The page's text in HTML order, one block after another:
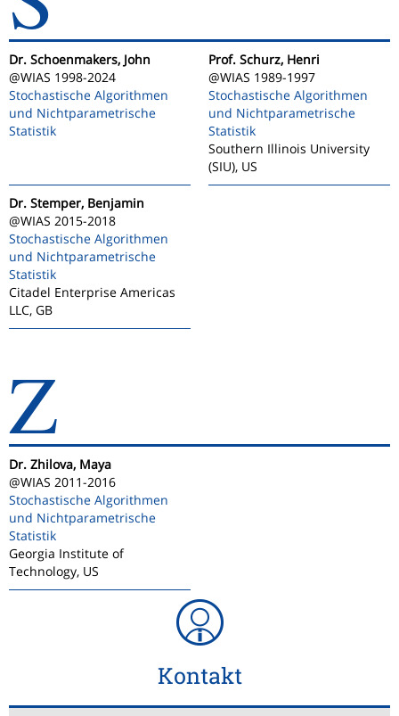
Dr. Schoenmakers, John
@WIAS 1998-2024
Stochastische Algorithmen
und Nichtparametrische
Statistik
Prof. Schurz, Henri
@WIAS 1989-1997
Stochastische Algorithmen
und Nichtparametrische
Statistik
Southern Illinois University
(SIU), US
Dr. Stemper, Benjamin
@WIAS 2015-2018
Stochastische Algorithmen
und Nichtparametrische
Statistik
Citadel Enterprise Americas
LLC, GB
Z
Dr. Zhilova, Maya
@WIAS 2011-2016
Stochastische Algorithmen
und Nichtparametrische
Statistik
Georgia Institute of
Technology, US
Kontakt